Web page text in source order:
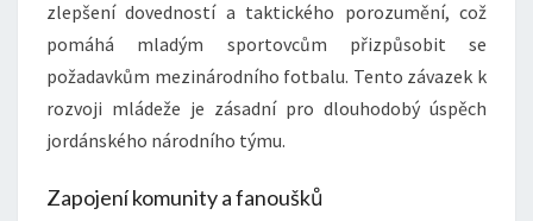
zlepšení dovedností a taktického porozumění, což
pomáhá mladým sportovcům přizpůsobit se
požadavkům mezinárodního fotbalu. Tento závazek k
rozvoji mládeže je zásadní pro dlouhodobý úspěch
jordánského národního týmu.
Zapojení komunity a fanoušků